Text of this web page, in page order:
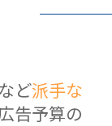
ど派手な
告予算の